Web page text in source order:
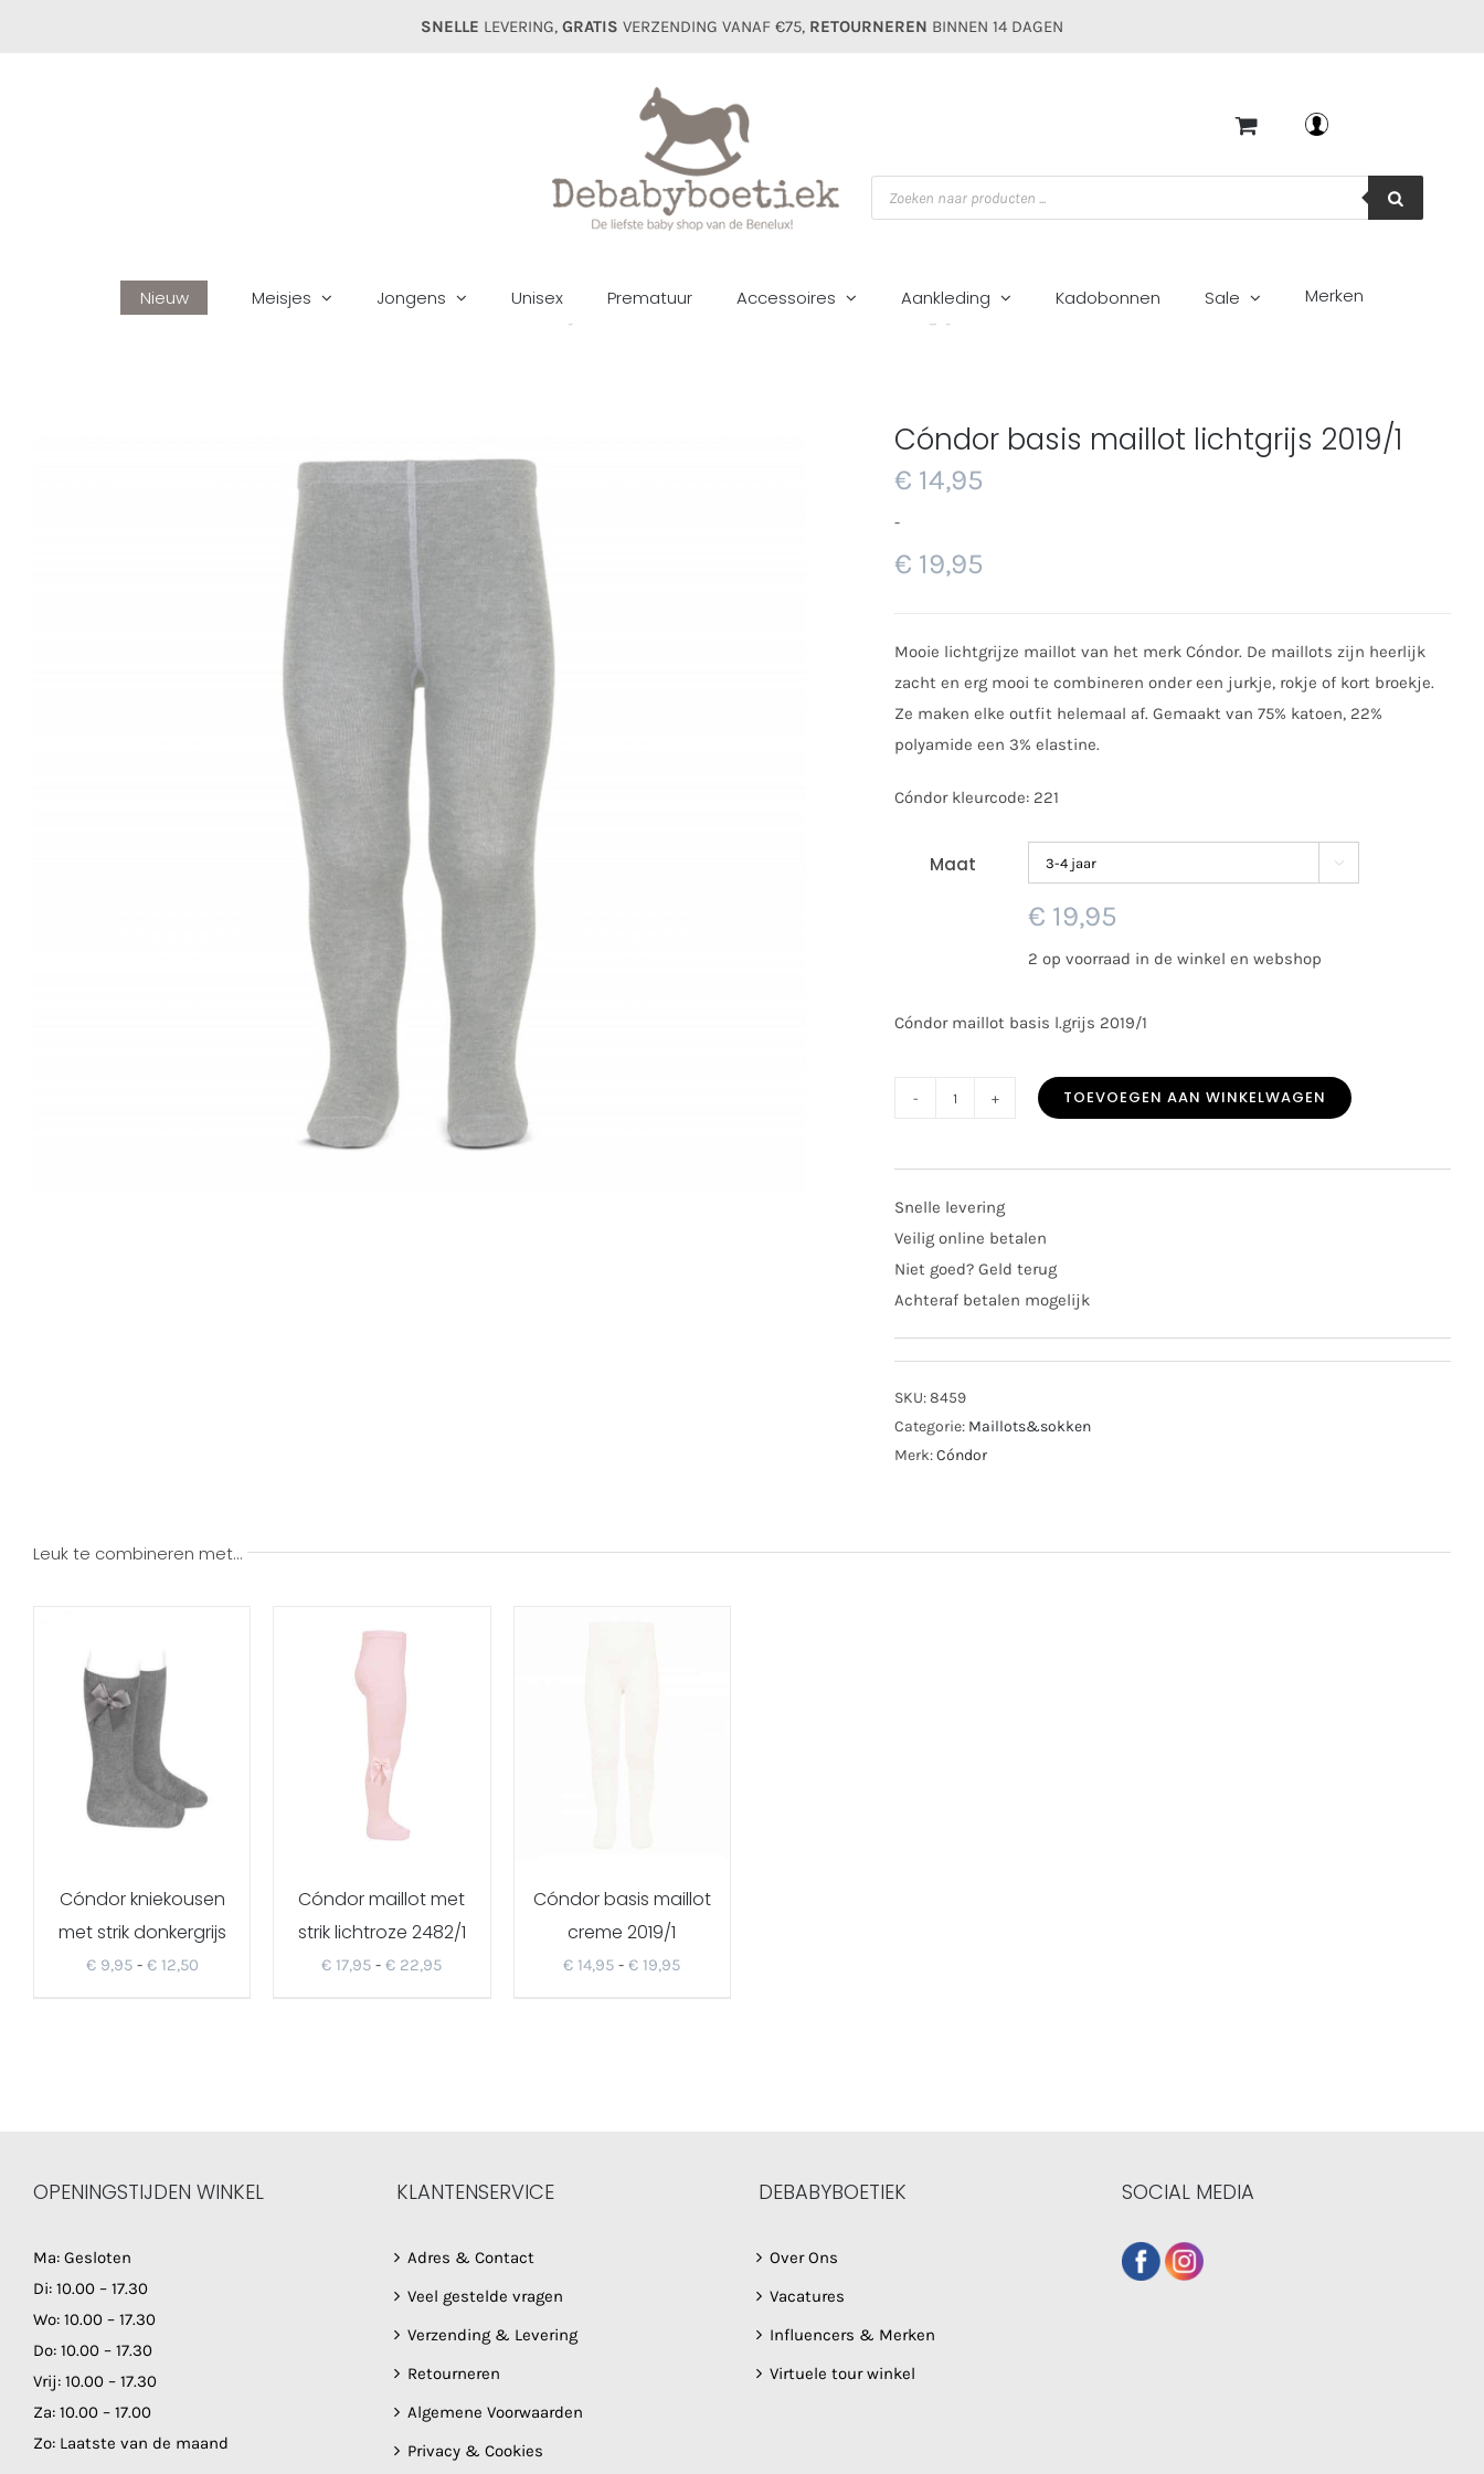
SNELLE LEVERING, GRATIS VERZENDING VANAF €75, RETOURNEREN BINNEN 14 DAGEN
Producten
zoeken
Nieuw Meisjes Jongens Unisex Prematuur Accessoires Aankleding Kadobonnen Sale Merken
Cóndor basis maillot lichtgrijs 2019/1
€ 14,95
-
€ 19,95
Mooie lichtgrijze maillot van het merk Cóndor. De maillots zijn heerlijk
zacht en erg mooi te combineren onder een jurkje, rokje of kort broekje.
Ze maken elke outfit helemaal af. Gemaakt van 75% katoen, 22%
polyamide een 3% elastine.
Cóndor kleurcode: 221
Maat 
€ 19,95
2 op voorraad in de winkel en webshop
Cóndor maillot basis l.grijs 2019/1
maillot
lichtgrijs
2019/1
aantal
TOEVOEGEN AAN WINKELWAGEN
Snelle levering
Veilig online betalen
Niet goed? Geld terug
Achteraf betalen mogelijk
SKU:8459
Categorie: Maillots&sokken
Merk:Cóndor
Leuk te combineren met…
Cóndor kniekousen
met strik donkergrijs
2482/2
€9,95 - €12,50Prijsklasse:
Cóndor maillot met
strik lichtroze 2482/1
€ 17,95 - € 22,95Prijsklasse:
Cóndor basis maillot
creme 2019/1
€ 14,95 - € 19,95Prijsklasse:
OPENINGSTIJDEN WINKEL
Ma: Gesloten
Di: 10.00 – 17.30
Wo: 10.00 – 17.30
Do: 10.00 – 17.30
Vrij: 10.00 – 17.30
Za: 10.00 – 17.00
Zo: Laatste van de maand
KLANTENSERVICE
Adres & Contact
Veel gestelde vragen
Verzending & Levering
Retourneren
Algemene Voorwaarden
Privacy & Cookies
DEBABYBOETIEK
Over Ons
Vacatures
Influencers & Merken
Virtuele tour winkel
SOCIAL MEDIA